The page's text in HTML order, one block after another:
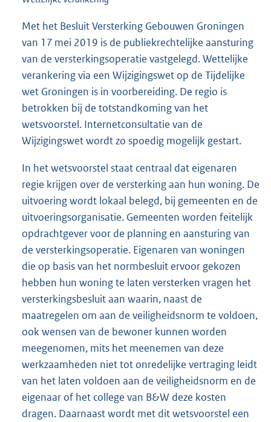
Met het Besluit Versterking Gebouwen Groningen
van 17 mei 2019 is de publiekrechtelijke aansturing
van de versterkingsoperatie vastgelegd. Wettelijke
verankering via een Wijzigingswet op de Tijdelijke
wet Groningen is in voorbereiding. De regio is
betrokken bij de totstandkoming van het
wetsvoorstel. Internetconsultatie van de
Wijzigingswet wordt zo spoedig mogelijk gestart.
In het wetsvoorstel staat centraal dat eigenaren
regie krijgen over de versterking aan hun woning. De
uitvoering wordt lokaal belegd, bij gemeenten en de
uitvoeringsorganisatie. Gemeenten worden feitelijk
opdrachtgever voor de planning en aansturing van
de versterkingsoperatie. Eigenaren van woningen
die op basis van het normbesluit ervoor gekozen
hebben hun woning te laten versterken vragen het
versterkingsbesluit aan waarin, naast de
maatregelen om aan de veiligheidsnorm te voldoen,
ook wensen van de bewoner kunnen worden
meegenomen, mits het meenemen van deze
werkzaamheden niet tot onredelijke vertraging leidt
van het laten voldoen aan de veiligheidsnorm en de
eigenaar of het college van B&W deze kosten
dragen. Daarnaast wordt met dit wetsvoorstel een